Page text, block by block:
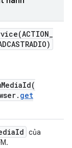
ACTION_
. get
Id của